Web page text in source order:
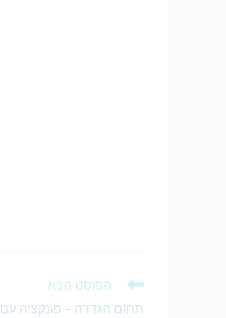
הפוסט הבא
תחום הגדרה – פונקציה עם log ו-tan – תרגיל 2533